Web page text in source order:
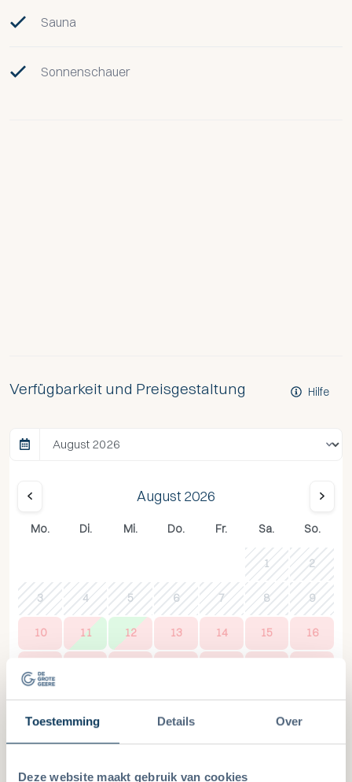
Toestemming Details Over
Deze website maakt gebruik van cookies
Sauna
Sonnenschauer
Verfügbarkeit und Preisgestaltung Hilfe
August 2026
Mo. Di. Mi. Do. Fr. Sa. So.
1 2
3 4 5 6 7 8 9
10 11 12 13 14 15 16
24 25 26 27 28 29 30